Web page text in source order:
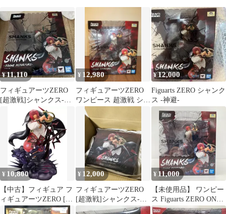
¥11,110
フィギュアーツZERO
[超激戦]シャンクス-神
避- 「ワンピース」
¥ 12,980
フィギュアーツZERO
ワンピース 超激戦 シャ
ンクス 神避 フィギュア
¥12,000
Figuarts ZERO シャンク
ス -神避-
¥ 10,800
【中古】フィギュア フ
ィギュアーツZERO [超
激戦]シャンクス-神避-
¥ 12,000
フィギュアーツZERO
[超激戦]シャンクス-神
避- 『ONE PIECE』
¥ 11,000
【未使用品】 ワンピー
ス Figuarts ZERO ONE
PIECE ［超激戦］シャ